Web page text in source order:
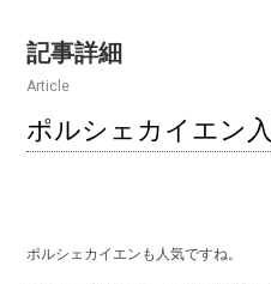
About Us
Works
記事詳細
Article
ポルシェカイエン
ポルシェカイエンも人気ですね。